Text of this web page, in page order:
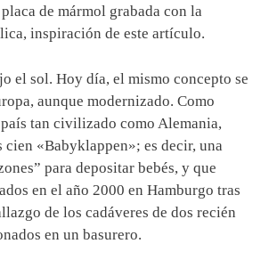
de mármol grabada con la
inspiración de este artículo.
el sol. Hoy día, el mismo concepto se
aunque modernizado. Como
tan civilizado como Alemania,
«Babyklappen»; es decir, una
para depositar bebés, y que
en el año 2000 en Hamburgo tras
de los cadáveres de dos recién
en un basurero.